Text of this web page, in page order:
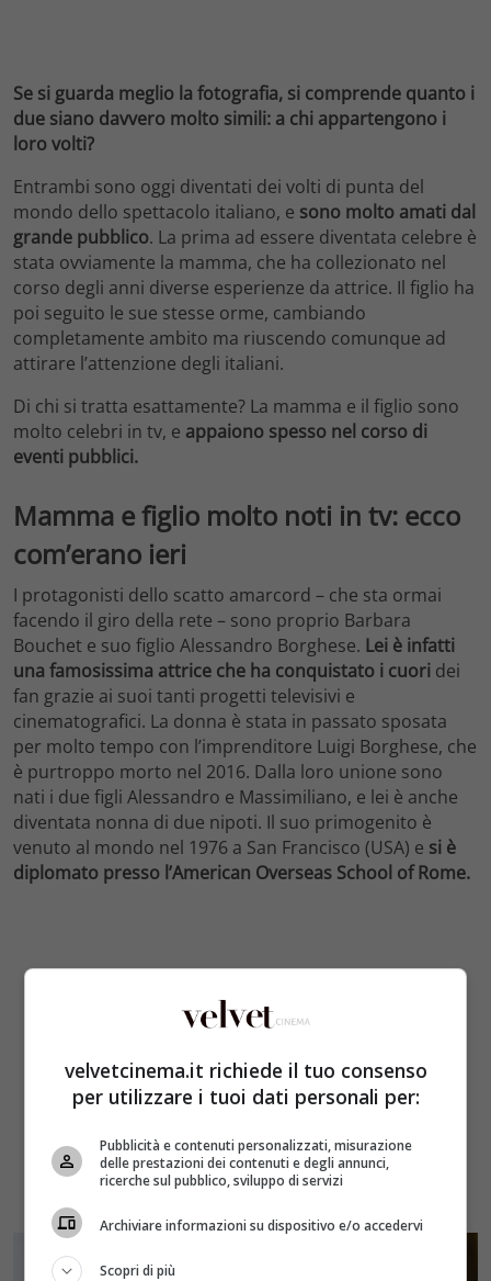
Se si guarda meglio la fotografia, si comprende quanto i
due siano davvero molto simili: a chi appartengono i
loro volti?
Entrambi sono oggi diventati dei volti di punta del
mondo dello spettacolo italiano, e sono molto amati dal
grande pubblico. La prima ad essere diventata celebre è
stata ovviamente la mamma, che ha collezionato nel
corso degli anni diverse esperienze da attrice. Il figlio ha
poi seguito le sue stesse orme, cambiando
completamente ambito ma riuscendo comunque ad
attirare l’attenzione degli italiani.
Di chi si tratta esattamente? La mamma e il figlio sono
molto celebri in tv, e appaiono spesso nel corso di
eventi pubblici.
Mamma e figlio molto noti in tv: ecco
com’erano ieri
I protagonisti dello scatto amarcord – che sta ormai
facendo il giro della rete – sono proprio Barbara
Bouchet e suo figlio Alessandro Borghese. Lei è infatti
una famosissima attrice che ha conquistato i cuori dei
fan grazie ai suoi tanti progetti televisivi e
cinematografici. La donna è stata in passato sposata
per molto tempo con l’imprenditore Luigi Borghese, che
è purtroppo morto nel 2016. Dalla loro unione sono
nati i due figli Alessandro e Massimiliano, e lei è anche
diventata nonna di due nipoti. Il suo primogenito è
venuto al mondo nel 1976 a San Francisco (USA) e si è
diplomato presso l’American Overseas School of Rome.
velvetcinema.it richiede il tuo consenso
per utilizzare i tuoi dati personali per:
Pubblicità e contenuti personalizzati, misurazione
delle prestazioni dei contenuti e degli annunci,
ricerche sul pubblico, sviluppo di servizi
Archiviare informazioni su dispositivo e/o accedervi
Scopri di più